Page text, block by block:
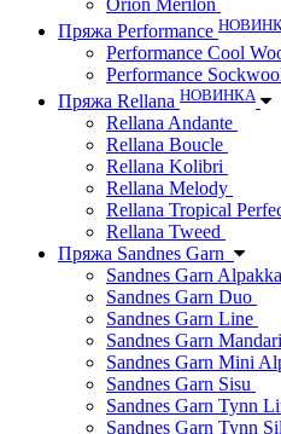
Пряжа Performance
Performance Cool
Performance
Пряжа Rellana НОВИНКА
Rellana Andante
Rellana Boucle
Rellana Kolibri
Rellana Melody
Rellana Tropical
Rellana Tweed
Пряжа Sandnes Garn
Sandnes Garn
Sandnes Garn Duo
Sandnes Garn Line
Sandnes Garn
Sandnes Garn Mini
Sandnes Garn Sisu
Sandnes Garn Tynn
Sandnes Garn Tynn